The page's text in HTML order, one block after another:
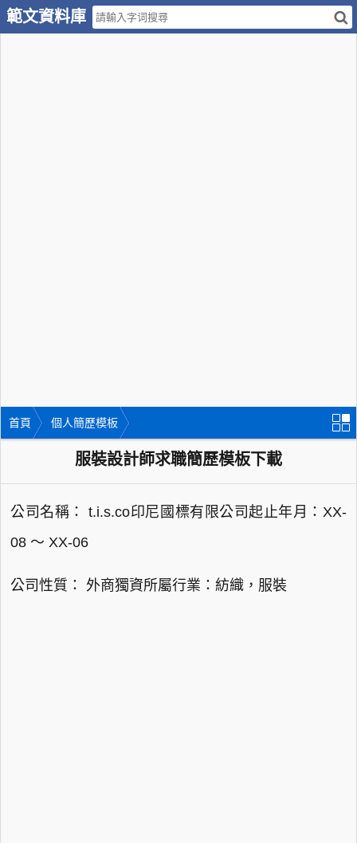
範文資料庫
首頁 個人簡歷模板
服裝設計師求職簡歷模板下載
公司名稱： t.i.s.co印尼國標有限公司起止年月：XX-
08 ～ XX-06
公司性質： 外商獨資所屬行業：紡織，服裝